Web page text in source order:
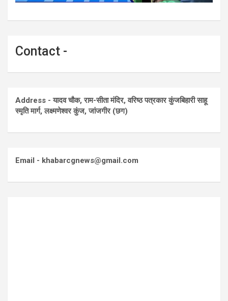
Contact -
Address - यादव चौक, राम-सीता मंदिर, वरिष्ठ पत्रकार कुंजबिहारी साहू
स्मृति मार्ग, लक्ष्मणेश्वर कुंज, जांजगीर (छग)
Email - khabarcgnews@gmail.com